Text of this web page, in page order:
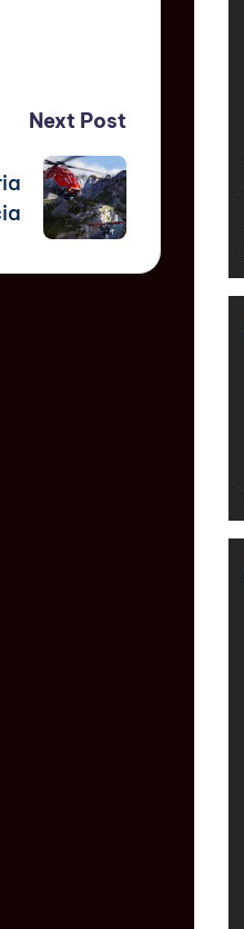
Next Post